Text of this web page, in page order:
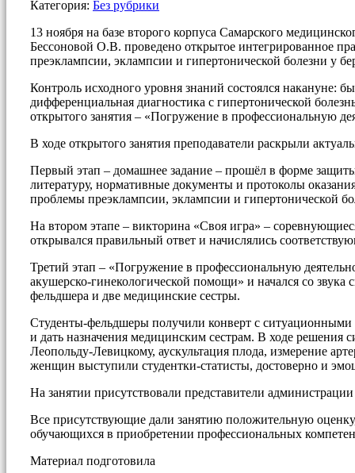
Категория: Без рубрики
13 ноября на базе второго корпуса Самарского
Бессоновой О.В. проведено открытое интегрированное
преэклампсии, эклампсии и гипертонической болезни у
Контроль исходного уровня знаний состоялся накануне:
дифференциальная диагностика с гипертонической
открытого занятия – «Погружение в профессиональную
В ходе открытого занятия преподаватели раскрыли
Первый этап – домашнее задание – прошёл в форме
литературу, нормативные документы и протоколы
проблемы преэклампсии, эклампсии и гипертонической
На втором этапе – викторина «Своя игра» –
открывался правильный ответ и начислялись
Третий этап – «Погружение в профессиональную
акушерско-гинекологической помощи» и начался со
фельдшера и две медицинские сестры.
Студенты-фельдшеры получили конверт с ситуационными
и дать назначения медицинским сестрам. В ходе решения
Леопольду-Левицкому, аускультация плода, измерение
женщин выступили студентки-статисты, достоверно и
На занятии присутствовали представители
Все присутствующие дали занятию положительную
обучающихся в приобретении профессиональных
Материал подготовила